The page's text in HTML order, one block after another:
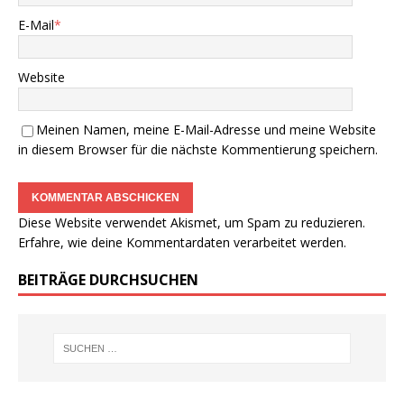
E-Mail*
Website
Meinen Namen, meine E-Mail-Adresse und meine Website
in diesem Browser für die nächste Kommentierung speichern.
Diese Website verwendet Akismet, um Spam zu reduzieren.
Erfahre, wie deine Kommentardaten verarbeitet werden.
BEITRÄGE DURCHSUCHEN